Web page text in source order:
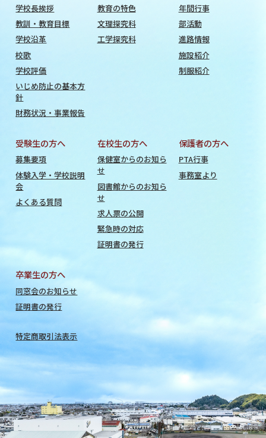
学校長挨拶
教訓・教育目標
学校沿革
校歌
学校評価
いじめ防止の基本方
針
財務状況・事業報告
教育の特色
文理探究科
工学探究科
年間行事
部活動
進路情報
施設紹介
制服紹介
受験生の方へ
募集要項
体験入学・学校説明
会
よくある質問
在校生の方へ
保健室からのお知ら
せ
図書館からのお知ら
せ
求人票の公開
緊急時の対応
証明書の発行
保護者の方へ
PTA行事
事務室より
卒業生の方へ
同窓会のお知らせ
証明書の発行
特定商取引法表示